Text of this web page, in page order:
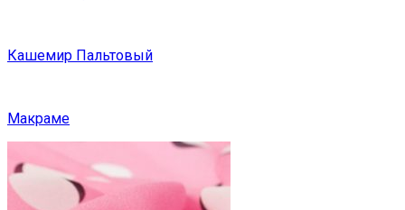
Кашемир Пальтовый
Макраме